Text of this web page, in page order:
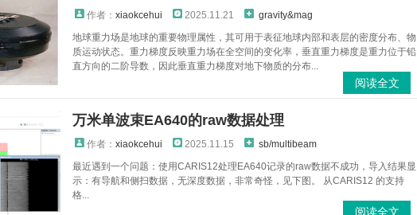
作者： xiaokcehui 2025.11.21
gravity&mag
地球重力场是地球的重要物理属性，其可用于表征地球内部和表层的密度分布、物
质运动状态。重力梯度反映重力场在全空间的变化率，垂直重力梯度是重力位于铅
直方向的二阶导数，因此垂直重力梯度对地下物质的分布...
阅读全文
万米单波束EA640的raw数据处理
作者： xiaokcehui 2025.11.15
sb/multibeam
最近遇到一个问题：使用CARIS12处理EA640记录的raw数据不成功，导入结果显
示：有导航和侧扫数据，无深度数据，非常奇怪，见下图。 从CARIS12 的支持
格...
阅读全文